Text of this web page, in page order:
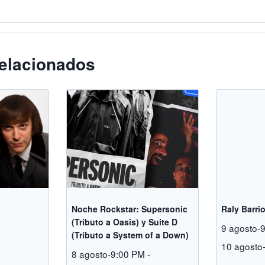
Noche Rockstar: Supersonic
(Tributo a Oasis) y Suite D
(Tributo a System of a Down)
8 agosto-9:00 PM -
Raly
9 agosto-
10